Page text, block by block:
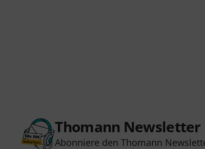
Thomann Newsletter
Abonniere den Thomann